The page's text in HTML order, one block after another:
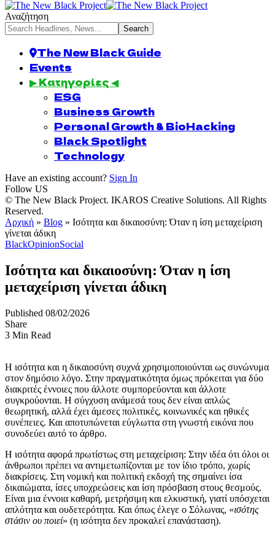
Αναζήτηση
The New Black Guide
Events
▶ Κατηγορίες ◀
ESG
Business Growth
Personal Growth & BioHacking
Black Spotlight
Technology
Have an existing account? Sign In
Follow US
© The New Black Project. IKAROS Creative Solutions. All Rights
Reserved.
Αρχική » Blog » Ισότητα και δικαιοσύνη: Όταν η ίση μεταχείριση
γίνεται άδικη
BlackOpinionSocial
Ισότητα και δικαιοσύνη: Όταν η ίση
μεταχείριση γίνεται άδικη
Published 08/02/2026
Share
3 Min Read
Η ισότητα και η δικαιοσύνη συχνά χρησιμοποιούνται ως συνώνυμα
στον δημόσιο λόγο. Στην πραγματικότητα όμως πρόκειται για δύο
διακριτές έννοιες που άλλοτε συμπορεύονται και άλλοτε
συγκρούονται. Η σύγχυση ανάμεσά τους δεν είναι απλώς
θεωρητική, αλλά έχει άμεσες πολιτικές, κοινωνικές και ηθικές
συνέπειες. Και αποτυπώνεται εύγλωττα στη γνωστή εικόνα που
συνοδεύει αυτό το άρθρο.
Η ισότητα αφορά πρωτίστως στη μεταχείριση: Στην ιδέα ότι όλοι οι
άνθρωποι πρέπει να αντιμετωπίζονται με τον ίδιο τρόπο, χωρίς
διακρίσεις. Στη νομική και πολιτική εκδοχή της σημαίνει ίσα
δικαιώματα, ίσες υποχρεώσεις και ίση πρόσβαση στους θεσμούς.
Είναι μια έννοια καθαρή, μετρήσιμη και ελκυστική, γιατί υπόσχεται
απλότητα και ουδετερότητα. Και όπως έλεγε ο Σόλωνας, «ισότης
στάσιν ου ποιεί» (η ισότητα δεν προκαλεί επανάσταση).